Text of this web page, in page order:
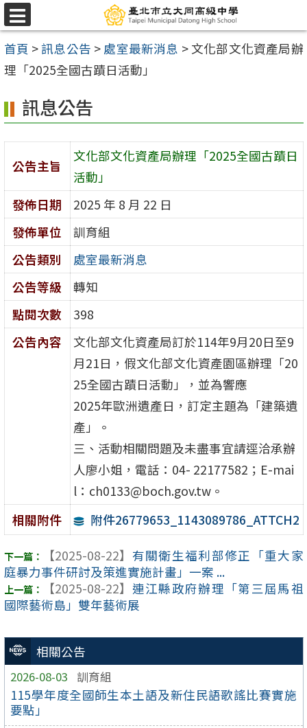
跳
至
主
要
容
區
選
單
首頁 >訊息公告 > 處室最新消息 > 文化部文化資產局辦
理「2025全國古蹟日活動」
相關公告
2026-08-03 訓育組
115學年度全國師生本土語及新住民語歌謠比賽實施
要點」
訊息公告
公告主旨
文化部文化資產局辦理「2025全國古蹟日
活動」
發佈日期
2025 年 8 月 22 日
發佈單位
訓育組
公告類別
處室最新消息
公告等級
轉知
點閱次數
398
公告內容
文化部文化資產局訂於114年9月20日至9
月21日，假文化部文化資產園區辦理「20
25全國古蹟日活動」，並為響應
2025年歐洲遺產日，訂定主題為「建築遺
產」。
三、活動相關問題及未盡事宜請逕洽承辦
人廖小姐，電話：04- 22177582；E-mai
l：ch0133@boch.gov.tw。
相關附件
附件26779653_1143089786_ATTCH2
【2025-08-22】 有關衛生福利部修正「重大家
庭暴力事件研討及策進實施計畫」一案 ...
【2025-08-22】 連江縣政府辦理「第三屆馬祖
國際藝術島」雙年藝術展